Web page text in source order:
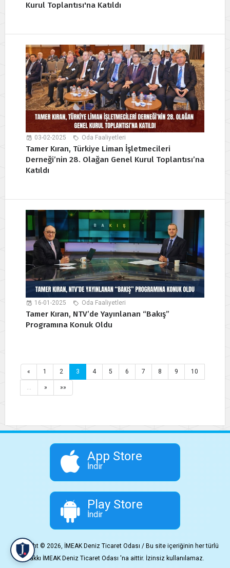
Kurul Toplantısı'na Katıldı
03-02-2025 Oda Faaliyetleri
Tamer Kıran, Türkiye Liman İşletmecileri
Derneği’nin 28. Olağan Genel Kurul Toplantısı’na
Katıldı
16-01-2025 Oda Faaliyetleri
Tamer Kıran, NTV’de Yayınlanan “Bakış”
Programına Konuk Oldu
« 1 2 3 4 5 6 7 8 9 10
… » »»
App Store
İndir
Play Store
İndir
Copyright © 2026, İMEAK Deniz Ticaret Odası / Bu site içeriğinin her türlü
hakkı İMEAK Deniz Ticaret Odası 'na aittir. İzinsiz kullanılamaz.